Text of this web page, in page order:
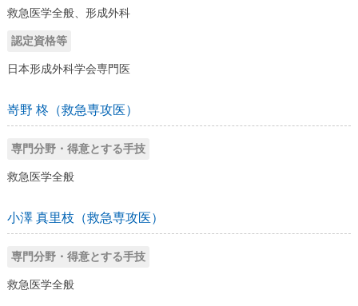
救急医学全般、形成外科
認定資格等
日本形成外科学会専門医
嵜野 柊（救急専攻医）
専門分野・得意とする手技
救急医学全般
小澤 真里枝（救急専攻医）
専門分野・得意とする手技
救急医学全般